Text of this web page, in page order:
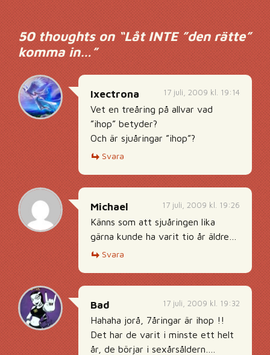
50 thoughts on “Låt INTE ”den rätte”
komma in…”
17 juli, 2009 kl. 19:14
Ixectrona
Vet en treåring på allvar vad
”ihop” betyder?
Och är sjuåringar ”ihop”?
Svara
17 juli, 2009 kl. 19:26
Michael
Känns som att sjuåringen lika
gärna kunde ha varit tio år äldre…
Svara
17 juli, 2009 kl. 19:32
Bad
Hahaha jorå, 7åringar är ihop !!
Det har de varit i minste ett helt
år, de börjar i sexårsåldern….